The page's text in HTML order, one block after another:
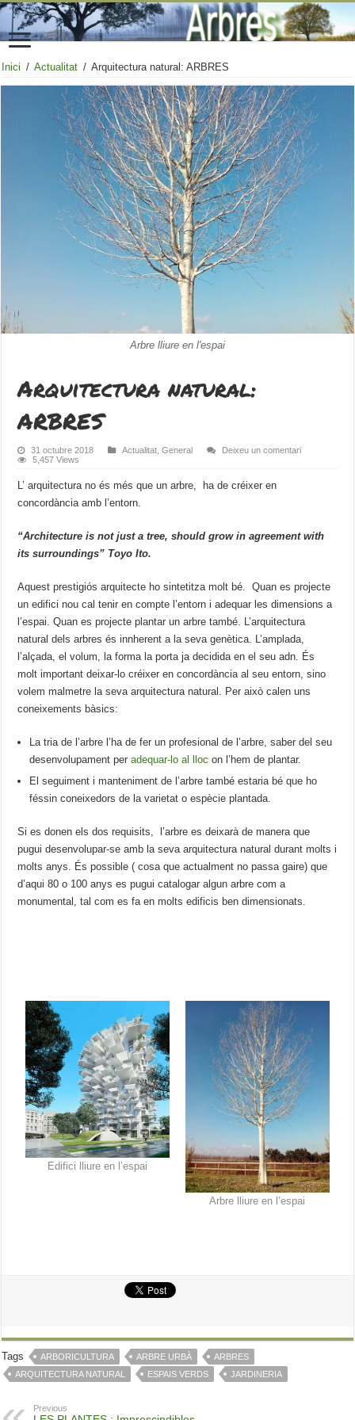
Inici / Actualitat / Arquitectura natural: ARBRES
Arbre lliure en l'espai
Arquitectura natural:
ARBRES
31 octubre 2018 Actualitat ,General
Deixeu un comentari
5,457 Views
L’ arquitectura no és més que un arbre, ha de créixer en
concordància amb l’entorn.
“Architecture is not just a tree, should grow in agreement with
its surroundings” Toyo Ito.
Aquest prestigiós arquitecte ho sintetitza molt bé. Quan es projecte
un edifici nou cal tenir en compte l’entorn i adequar les dimensions a
l’espai. Quan es projecte plantar un arbre també. L’arquitectura
natural dels arbres és innherent a la seva genètica. L’amplada,
l’alçada, el volum, la forma la porta ja decidida en el seu adn. És
molt important deixar-lo créixer en concordància al seu entorn, sino
volem malmetre la seva arquitectura natural. Per això calen uns
coneixements bàsics:
La tria de l’arbre l’ha de fer un profesional de l’arbre, saber del seu
desenvolupament peradequar-lo al lloc on l’hem de plantar.
El seguiment i manteniment de l’arbre també estaria bé que ho
féssin coneixedors de la varietat o espècie plantada.
Si es donen els dos requisits, l’arbre es deixarà de manera que
pugui desenvolupar-se amb la seva arquitectura natural durant molts i
molts anys. És possible ( cosa que actualment no passa gaire) que
d’aqui 80 o 100 anys es pugui catalogar algun arbre com a
monumental, tal com es fa en molts edificis ben dimensionats.
Edifici lliure en l’espai
Arbre lliure en l’espai
Tags ARBORICULTURA ARBRE URBÀ
ARBRES
ARQUITECTURA NATURAL
ESPAIS VERDS JARDINERIA
Previous